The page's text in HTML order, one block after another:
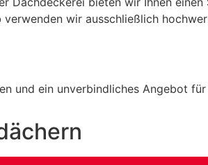
wir ausschließlich
und ein unverbindliches Angebot